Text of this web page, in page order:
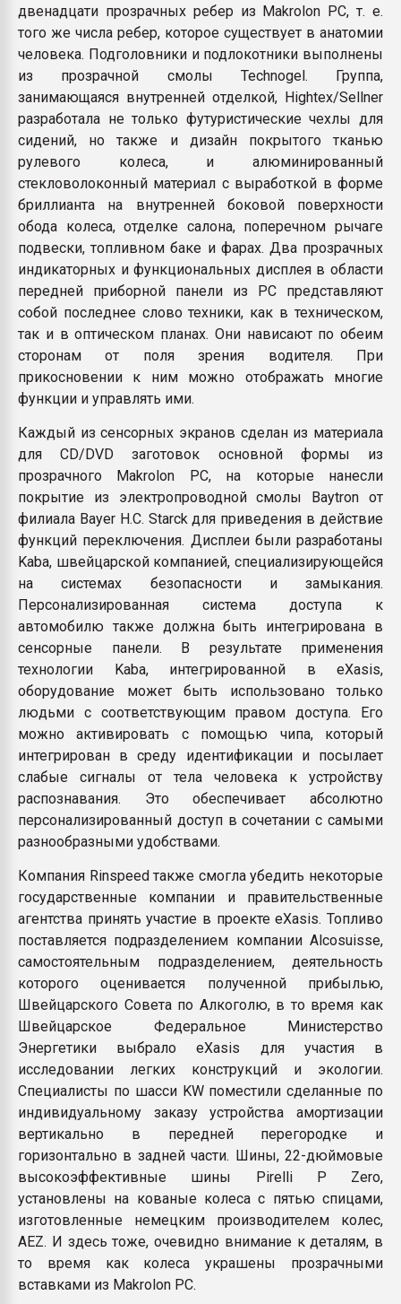
двенадцати прозрачных ребер из Makrolon PC, т. е.
того же числа ребер, которое существует в анатомии
человека. Подголовники и подлокотники выполнены
из прозрачной смолы Technogel. Группа,
занимающаяся внутренней отделкой, Hightex/Sellner
разработала не только футуристические чехлы для
сидений, но также и дизайн покрытого тканью
рулевого колеса, и алюминированный
стекловолоконный материал с выработкой в форме
бриллианта на внутренней боковой поверхности
обода колеса, отделке салона, поперечном рычаге
подвески, топливном баке и фарах. Два прозрачных
индикаторных и функциональных дисплея в области
передней приборной панели из PC представляют
собой последнее слово техники, как в техническом,
так и в оптическом планах. Они нависают по обеим
сторонам от поля зрения водителя. При
прикосновении к ним можно отображать многие
функции и управлять ими.
Каждый из сенсорных экранов сделан из материала
для CD/DVD заготовок основной формы из
прозрачного Makrolon PC, на которые нанесли
покрытие из электропроводной смолы Baytron от
филиала Bayer H.C. Starck для приведения в действие
функций переключения. Дисплеи были разработаны
Kaba, швейцарской компанией, специализирующейся
на системах безопасности и замыкания.
Персонализированная система доступа к
автомобилю также должна быть интегрирована в
сенсорные панели. В результате применения
технологии Kaba, интегрированной в eXasis,
оборудование может быть использовано только
людьми с соответствующим правом доступа. Его
можно активировать с помощью чипа, который
интегрирован в среду идентификации и посылает
слабые сигналы от тела человека к устройству
распознавания. Это обеспечивает абсолютно
персонализированный доступ в сочетании с самыми
разнообразными удобствами.
Компания Rinspeed также смогла убедить некоторые
государственные компании и правительственные
агентства принять участие в проекте eXasis. Топливо
поставляется подразделением компании Alcosuisse,
самостоятельным подразделением, деятельность
которого оценивается полученной прибылью,
Швейцарского Совета по Алкоголю, в то время как
Швейцарское Федеральное Министерство
Энергетики выбрало eXasis для участия в
исследовании легких конструкций и экологии.
Специалисты по шасси KW поместили сделанные по
индивидуальному заказу устройства амортизации
вертикально в передней перегородке и
горизонтально в задней части. Шины, 22-дюймовые
высокоэффективные шины Pirelli P Zero,
установлены на кованые колеса с пятью спицами,
изготовленные немецким производителем колес,
AEZ. И здесь тоже, очевидно внимание к деталям, в
то время как колеса украшены прозрачными
вставками из Makrolon PC.